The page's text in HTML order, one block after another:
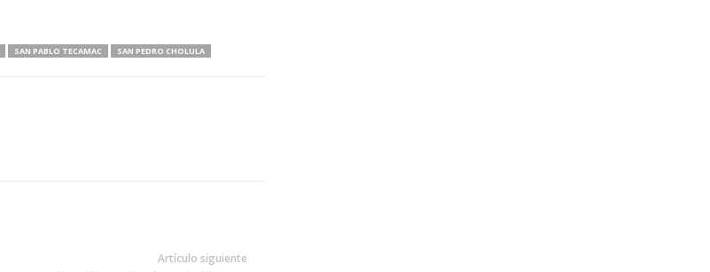
SAN PABLO TECAMAC SAN PEDRO CHOLULA
Artículo siguiente